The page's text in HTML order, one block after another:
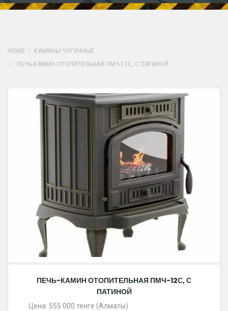
HOME
КАМИНЫ ЧУГУННЫЕ
ПЕЧЬ-КАМИН ОТОПИТЕЛЬНАЯ ПМЧ-12С, С ПАТИНОЙ
ПЕЧЬ-КАМИН ОТОПИТЕЛЬНАЯ ПМЧ-12С, С
ПАТИНОЙ
Цена: 555 000 тенге (Алматы)